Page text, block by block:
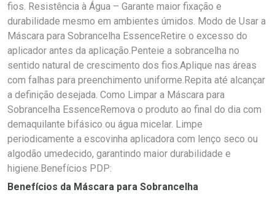
fios. Resistência à Água – Garante maior fixação e
durabilidade mesmo em ambientes úmidos. Modo de Usar a
Máscara para Sobrancelha EssenceRetire o excesso do
aplicador antes da aplicação.Penteie a sobrancelha no
sentido natural de crescimento dos fios.Aplique nas áreas
com falhas para preenchimento uniforme.Repita até alcançar
a definição desejada. Como Limpar a Máscara para
Sobrancelha EssenceRemova o produto ao final do dia com
demaquilante bifásico ou água micelar. Limpe
periodicamente a escovinha aplicadora com lenço seco ou
algodão umedecido, garantindo maior durabilidade e
higiene.Benefícios PDP:
Benefícios da Máscara para Sobrancelha